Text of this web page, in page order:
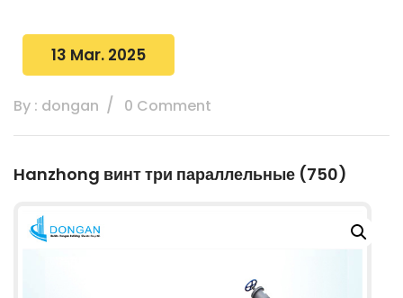
13 Mar. 2025
By : dongan 0 Comment
Hanzhong винт три параллельные (750)